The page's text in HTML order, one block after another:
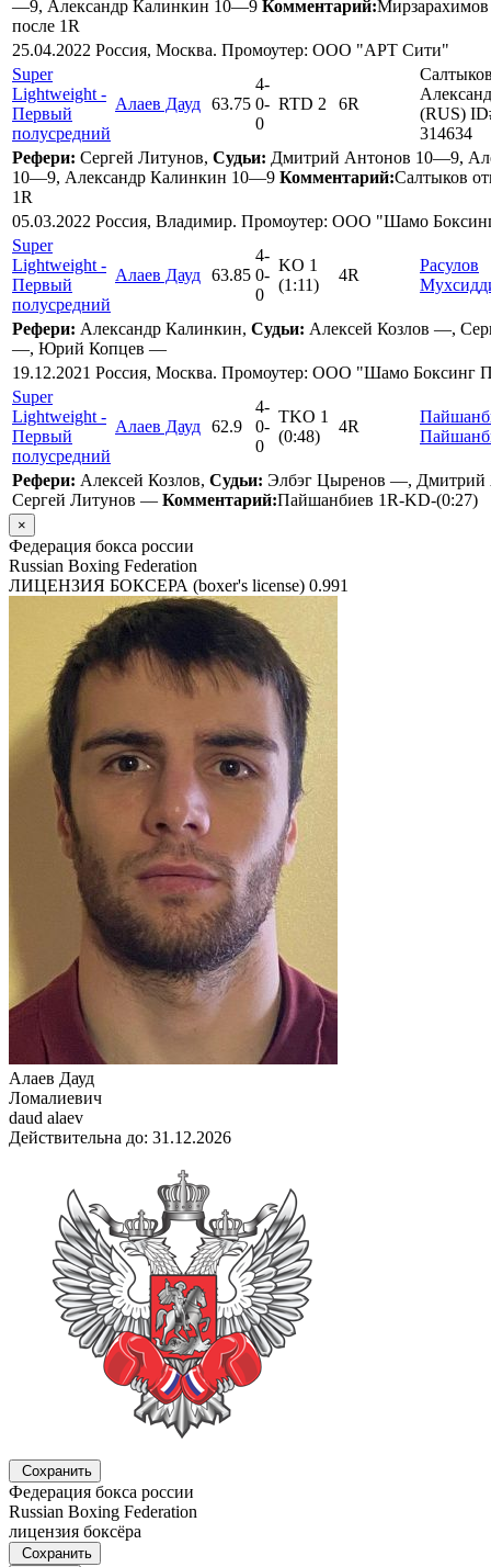
—9, Александр Калинкин 10—9 Комментарий:Мирзарахимов
после 1R
25.04.2022 Россия, Москва. Промоутер: ООО "АРТ Сити"
Super
Lightweight -
Первый
полусредний
Алаев Дауд 63.75
4-
0-
0
RTD 2 6R
(RUS)
314634
Рефери: Сергей Литунов, Судьи: Дмитрий Антонов 10—9,
10—9, Александр Калинкин 10—9 Комментарий:Салтыков
1R
05.03.2022 Россия, Владимир. Промоутер: ООО "Шамо
Super
Lightweight -
Первый
полусредний
Алаев Дауд 63.85
4-
0-
0
KO 1
(1:11)
4R
Расулов
Рефери: Александр Калинкин, Судьи: Алексей Козлов —,
—, Юрий Копцев —
19.12.2021 Россия, Москва. Промоутер: ООО "Шамо Боксинг
Super
Lightweight -
Первый
полусредний
Алаев Дауд 62.9
4-
0-
0
TKO 1
(0:48)
4R
Рефери: Алексей Козлов, Судьи: Элбэг Цыренов —,
Сергей Литунов — Комментарий:Пайшанбиев 1R-KD-(0:27)
×
Федерация бокса россии
Russian Boxing Federation
ЛИЦЕНЗИЯ БОКСЕРА (boxer's license) 0.991
Алаев Дауд
Ломалиевич
daud alaev
Действительна до: 31.12.2026
Сохранить
Федерация бокса россии
Russian Boxing Federation
лицензия боксёра
Сохранить